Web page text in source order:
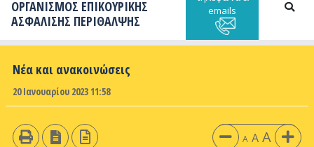
ΟΡΓΑΝΙΣΜΟΣ ΕΠΙΚΟΥΡΙΚΗΣ
ΑΣΦΑΛΙΣΗΣ ΠΕΡΙΘΑΛΨΗΣ
emails
Νέα και ανακοινώσεις
20 Ιανουαρίου 2023 11:58
A A A